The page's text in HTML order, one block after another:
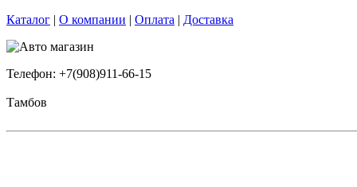
Каталог | О компании | Оплата | Доставка
Телефон: +7(908)911-66-15
Тамбов